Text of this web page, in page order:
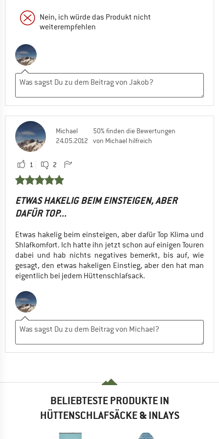
Nein, ich würde das Produkt nicht
weiterempfehlen
Michael
24.05.2012
50% finden die Bewertungen
von Michael hilfreich
1 2
ETWAS HAKELIG BEIM EINSTEIGEN, ABER
DAFÜR TOP...
Etwas hakelig beim einsteigen, aber dafür Top Klima und
Shlafkomfort. Ich hatte ihn jetzt schon auf einigen Touren
dabei und hab nichts negatives bemerkt, bis auf, wie
gesagt, den etwas hakeligen Einstieg, aber den hat man
eigentlich bei jedem Hüttenschlafsack.
BELIEBTESTE PRODUKTE IN
HÜTTENSCHLAFSÄCKE & INLAYS